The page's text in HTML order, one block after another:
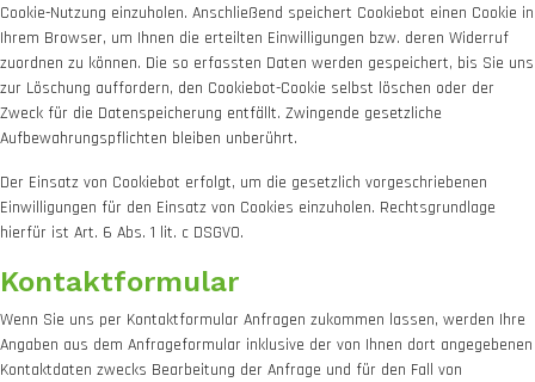
Cookie-Nutzung einzuholen. Anschließend speichert Cookiebot einen Cookie in
Ihrem Browser, um Ihnen die erteilten Einwilligungen bzw. deren Widerruf
zuordnen zu können. Die so erfassten Daten werden gespeichert, bis Sie uns
zur Löschung auffordern, den Cookiebot-Cookie selbst löschen oder der
Zweck für die Datenspeicherung entfällt. Zwingende gesetzliche
Aufbewahrungspflichten bleiben unberührt.
Der Einsatz von Cookiebot erfolgt, um die gesetzlich vorgeschriebenen
Einwilligungen für den Einsatz von Cookies einzuholen. Rechtsgrundlage
hierfür ist Art. 6 Abs. 1 lit. c DSGVO.
Kontaktformular
Wenn Sie uns per Kontaktformular Anfragen zukommen lassen, werden Ihre
Angaben aus dem Anfrageformular inklusive der von Ihnen dort angegebenen
Kontaktdaten zwecks Bearbeitung der Anfrage und für den Fall von